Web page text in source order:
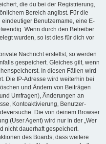
die du bei der Registrierung,
Bereich angibst. Für die
Benutzername, eine E-
Wenn durch den Betreiber
wurden, so ist dies für dich vor
Nachricht erstellst, so werden
gespeichert. Gleiches gilt, wenn
In diesen Fällen wird
Die IP-Adresse wird weiterhin bei
und Ändern von Beiträgen
Umfragen), Änderungen an
Kontoaktivierung, Benutzer-
Die von deinem Browser
(User Agent) wird nur in der „Wer
nicht dauerhaft gespeichert.
des Boards, dass weitere